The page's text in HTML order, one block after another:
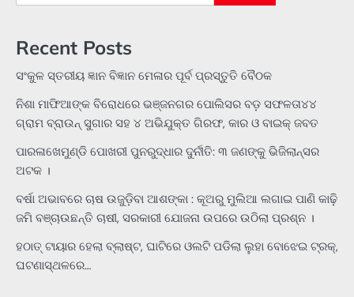
for:
Recent Posts
ସଂକୁଳ ସ୍ତରୀୟ ଜ୍ଞାନ ବିଜ୍ଞାନ ମେଳାର ପୂର୍ବ ପ୍ରସ୍ତୁତି ବୈଠକ
ନିଶା ମାଫିଆଙ୍କ ବିରୋଧରେ ଭଞ୍ଜନଗର ପୋଲିସର ବଡ଼ ସଫଳତା୪୪
ଗ୍ରାମ ବ୍ରାଉନ୍ ସୁଗାର ସହ ୪ ଅଭିଯୁକ୍ତ ଗିରଫ, କାର ଓ ବାଇକ୍ ଜବତ
ପାରଳାଖେମୁଣ୍ଡି ପୋଖରୀ ପୁନରୁଦ୍ଧାର ଦୁର୍ନୀତି: ୩ ଜଣଙ୍କୁ ଭିଜିଲାନ୍ସର
ଅଟକ ।
ବର୍ଷା ଅଭାବରେ ଚାଷ ଉଜୁଡ଼ିବା ଆଶଙ୍କା : କୂଅରୁ ମୁଲିଆ ଲଗାଇ ପାଣି କାଢ଼ି
ଜମି ବଞ୍ଚାଉଛନ୍ତି ଚାଷୀ, ସରକାରୀ ଯୋଜନା ଉପରେ ଉଠିଲା ପ୍ରଶ୍ନ ।
ହଠାତ୍‌ ଟାୟାର ହେଲା ବ୍ଲାଷ୍ଟ, ଘାଟିରେ ଓଲଟି ପଡିଲା ଲୁହା ବୋଝେଇ ଟ୍ରକ୍‌,
ଘଟଣାସ୍ଥଳରେ…